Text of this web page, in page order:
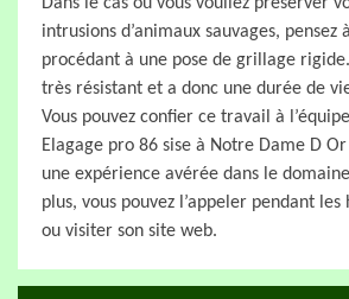
intrusions d’animaux sauvages,
procédant à une pose de grillage
très résistant et a donc une durée de
Vous pouvez confier ce travail à
Elagage pro 86 sise à Notre Dame D
une expérience avérée dans le
plus, vous pouvez l’appeler pendant
ou visiter son site web.